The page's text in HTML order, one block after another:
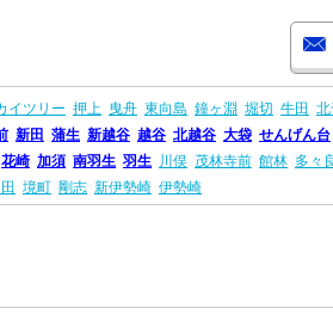
イツリー 押上 曳舟 東向島 鐘ヶ淵 堀切 牛田
新田 蒲生 新越谷 越谷 北越谷 大袋 せんげん台
花崎 加須 南羽生 羽生 川俣 茂林寺前 館林 多々
境町 剛志 新伊勢崎 伊勢崎